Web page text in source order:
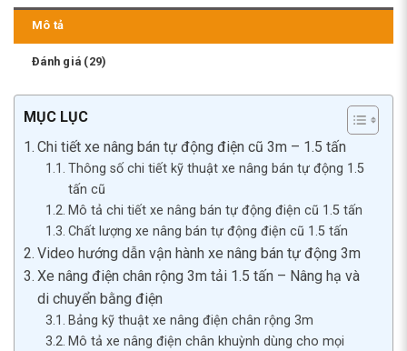
Mô tả
Đánh giá (29)
MỤC LỤC
Chi tiết xe nâng bán tự động điện cũ 3m – 1.5 tấn
Thông số chi tiết kỹ thuật xe nâng bán tự động 1.5
tấn cũ
Mô tả chi tiết xe nâng bán tự động điện cũ 1.5 tấn
Chất lượng xe nâng bán tự động điện cũ 1.5 tấn
Video hướng dẫn vận hành xe nâng bán tự động 3m
Xe nâng điện chân rộng 3m tải 1.5 tấn – Nâng hạ và
di chuyển bằng điện
Bảng kỹ thuật xe nâng điện chân rộng 3m
Mô tả xe nâng điện chân khuỳnh dùng cho mọi